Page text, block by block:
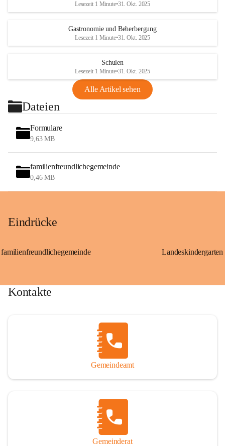
Lesezeit 1 Minute•31. Okt. 2025
Gastronomie und Beherbergung
Lesezeit 1 Minute•31. Okt. 2025
Schulen
Lesezeit 1 Minute•31. Okt. 2025
Alle Artikel sehen
Dateien
Formulare
9,63 MB
familienfreundlichegemeinde
0,46 MB
Eindrücke
familienfreundlichegemeinde
Kontakte
Gemeindeamt
Gemeinderat